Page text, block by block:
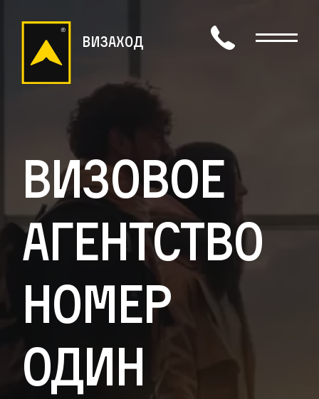
визаход
Визовое
агентство
номер
один